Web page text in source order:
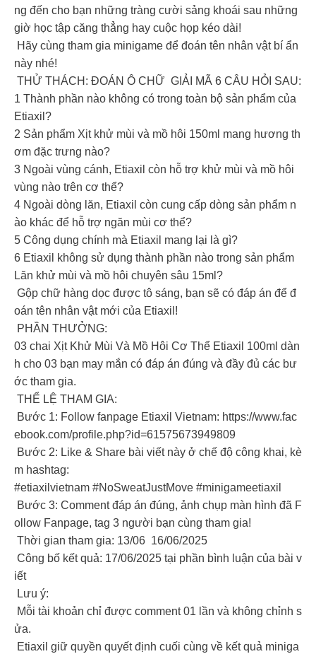
ng đến cho bạn những tràng cười sảng khoái sau những
giờ học tập căng thẳng hay cuộc họp kéo dài!
Hãy cùng tham gia minigame để đoán tên nhân vật bí ẩn
này nhé!
THỬ THÁCH: ĐOÁN Ô CHỮ GIẢI MÃ 6 CÂU HỎI SAU:
1️ Thành phần nào không có trong toàn bộ sản phẩm của
Etiaxil?
2️ Sản phẩm Xịt khử mùi và mồ hôi 150ml mang hương th
ơm đặc trưng nào?
3️ Ngoài vùng cánh, Etiaxil còn hỗ trợ khử mùi và mồ hôi
vùng nào trên cơ thể?
4️ Ngoài dòng lăn, Etiaxil còn cung cấp dòng sản phẩm n
ào khác để hỗ trợ ngăn mùi cơ thể?
5️ Công dụng chính mà Etiaxil mang lại là gì?
6️ Etiaxil không sử dụng thành phần nào trong sản phẩm
Lăn khử mùi và mồ hôi chuyên sâu 15ml?
Gộp chữ hàng dọc được tô sáng, bạn sẽ có đáp án để đ
oán tên nhân vật mới của Etiaxil!
PHẦN THƯỞNG:
03 chai Xịt Khử Mùi Và Mồ Hôi Cơ Thể Etiaxil 100ml dàn
h cho 03 bạn may mắn có đáp án đúng và đầy đủ các bư
ớc tham gia.
THỂ LỆ THAM GIA:
Bước 1: Follow fanpage Etiaxil Vietnam: https://www.fac
ebook.com/profile.php?id=61575673949809
Bước 2: Like & Share bài viết này ở chế độ công khai, kè
m hashtag:
#etiaxilvietnam #NoSweatJustMove #minigameetiaxil
Bước 3: Comment đáp án đúng, ảnh chụp màn hình đã F
ollow Fanpage, tag 3 người bạn cùng tham gia!
Thời gian tham gia: 13/06 16/06/2025
Công bố kết quả: 17/06/2025 tại phần bình luận của bài v
iết
Lưu ý:
Mỗi tài khoản chỉ được comment 01 lần và không chỉnh s
ửa.
Etiaxil giữ quyền quyết định cuối cùng về kết quả miniga